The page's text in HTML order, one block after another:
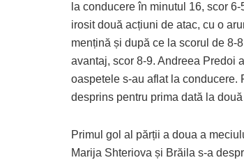
la conducere în minutul 16, scor
irosit două acțiuni de atac, cu o
mențină și după ce la scorul de 8-
avantaj, scor 8-9. Andreea Predoi
oaspetele s-au aflat la conducere.
desprins pentru prima dată la
Primul gol al părții a doua a
Marija Shteriova și Brăila s-a